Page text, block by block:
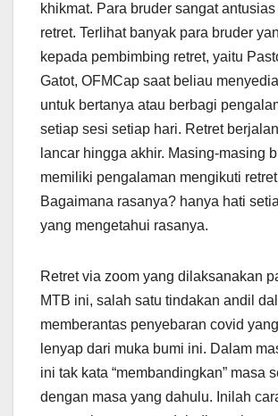
khikmat. Para bruder sangat
retret. Terlihat banyak para bruder
kepada pembimbing retret, yaitu
Gatot, OFMCap saat beliau
untuk bertanya atau berbagi
setiap sesi setiap hari. Retret
lancar hingga akhir. Masing-masing
memiliki pengalaman mengikuti
Bagaimana rasanya? hanya hati
yang mengetahui rasanya.
Retret via zoom yang dilaksanakan
MTB ini, salah satu tindakan andil
memberantas penyebaran covid
lenyap dari muka bumi ini. Dalam
ini tak kata “membandingkan” masa
dengan masa yang dahulu. Inilah